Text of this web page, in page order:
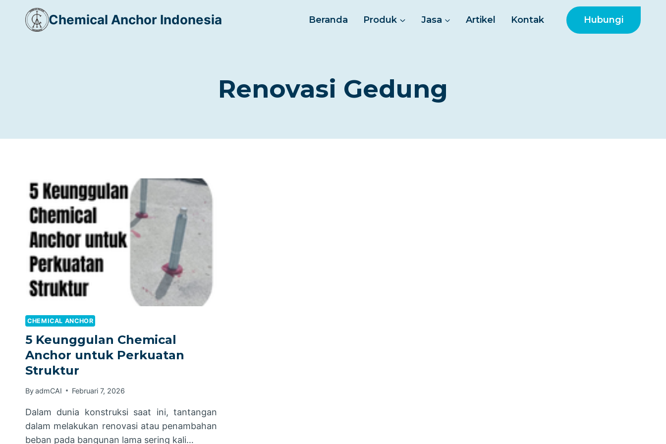
content
Chemical Anchor Indonesia Beranda Produk Jasa Artikel Kontak Hubungi
Renovasi Gedung
CHEMICAL ANCHOR
5 Keunggulan Chemical
Anchor untuk Perkuatan
Struktur
ByadmCAI Februari 7, 2026
Dalam dunia konstruksi saat ini, tantangan
dalam melakukan renovasi atau penambahan
beban pada bangunan lama sering kali…